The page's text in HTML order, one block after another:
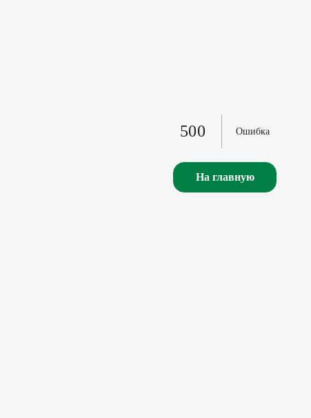
500 Ошибка
На главную